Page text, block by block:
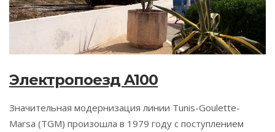
Электропоезд A100
Значительная модернизация линии Tunis-Goulette-
Marsa (TGM) произошла в 1979 году с поступлением